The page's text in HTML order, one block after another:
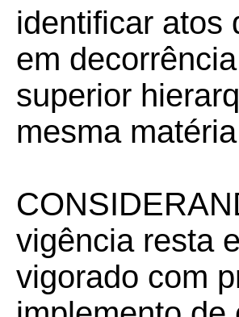
identificar atos
em
superior
mesma
vigência resta
vigorado com